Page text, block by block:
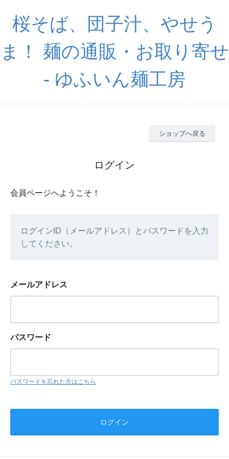
桜そば、団子汁、やせう
ま！ 麺の通販・お取り寄せ
- ゆふいん麺工房
ショップへ戻る
ログイン
会員ページへようこそ！
ログインID（メールアドレス）とパスワードを入力
してください。
メールアドレス
パスワード
パスワードを忘れた方はこちら